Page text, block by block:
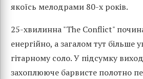
якоїсь мелодрами 80-х років.
25-хвилинна "The Conflict"
енергійно, а загалом тут більше
гітарному соло. У підсумку
захоплююче барвисте полотно